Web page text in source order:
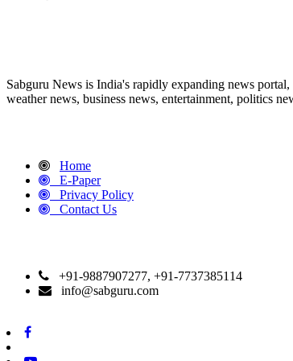
Sabguru News is India's rapidly expanding news
weather news, business news, entertainment, politics
Home
E-Paper
Privacy Policy
Contact Us
+91-9887907277, +91-7737385114
info@sabguru.com